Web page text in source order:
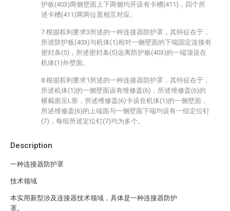
Description
一种连接器防护罩
技术领域
本实用新型涉及连接器技术领域，具体是一种连接器防护
罩。
护板(403)两侧壁面上下两侧均开设有卡槽(411)，四个所
述卡槽(411)两两位置相互对应。
7.根据权利要求3所述的一种连接器防护罩，其特征在于，
所述防护板(403)与机体(1)相对一侧壁面的下端固定连接有
密封条(5)，所述密封条(5)远离防护板(403)的一端顶设在
机体(1)外壁面。
8.根据权利要求1所述的一种连接器防护罩，其特征在于，
所述机体(1)的一侧壁面设有维修盖(6)，所述维修盖(6)的
横截面呈L形，所述维修盖(6)卡设在机体(1)的一侧壁面，
所述维修盖(6)的上端面与一侧壁面下端均设有一组定位钉
(7)，每组所述定位钉(7)均为多个。